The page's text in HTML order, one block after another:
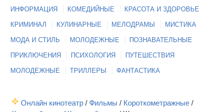
ИНФОРМАЦИЯ КОМЕДИЙНЫЕ КРАСОТА И ЗДОРОВЬЕ
КРИМИНАЛ КУЛИНАРНЫЕ МЕЛОДРАМЫ МИСТИКА
МОДА И СТИЛЬ МОЛОДЕЖНЫЕ ПОЗНАВАТЕЛЬНЫЕ
ПРИКЛЮЧЕНИЯ ПСИХОЛОГИЯ ПУТЕШЕСТВИЯ
МОЛОДЕЖНЫЕ ТРИЛЛЕРЫ ФАНТАСТИКА
Онлайн кинотеатр / Фильмы / Короткометражные /